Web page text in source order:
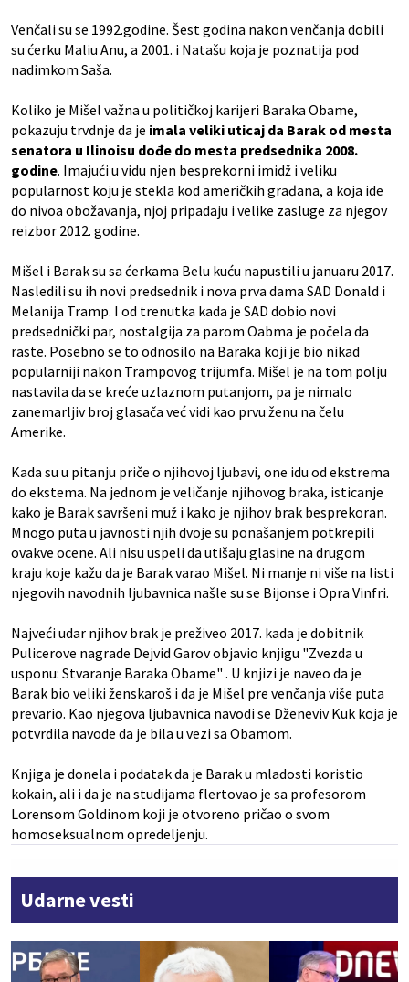
Venčali su se 1992.godine. Šest godina nakon venčanja dobili
su ćerku Maliu Anu, a 2001. i Natašu koja je poznatija pod
nadimkom Saša.
Koliko je Mišel važna u političkoj karijeri Baraka Obame,
pokazuju trvdnje da je imala veliki uticaj da Barak od mesta
senatora u Ilinoisu dođe do mesta predsednika 2008.
godine. Imajući u vidu njen besprekorni imidž i veliku
popularnost koju je stekla kod američkih građana, a koja ide
do nivoa obožavanja, njoj pripadaju i velike zasluge za njegov
reizbor 2012. godine.
Mišel i Barak su sa ćerkama Belu kuću napustili u januaru 2017.
Nasledili su ih novi predsednik i nova prva dama SAD Donald i
Melanija Tramp. I od trenutka kada je SAD dobio novi
predsednički par, nostalgija za parom Oabma je počela da
raste. Posebno se to odnosilo na Baraka koji je bio nikad
popularniji nakon Trampovog trijumfa. Mišel je na tom polju
nastavila da se kreće uzlaznom putanjom, pa je nimalo
zanemarljiv broj glasača već vidi kao prvu ženu na čelu
Amerike.
Kada su u pitanju priče o njihovoj ljubavi, one idu od ekstrema
do ekstema. Na jednom je veličanje njihovog braka, isticanje
kako je Barak savršeni muž i kako je njihov brak besprekoran.
Mnogo puta u javnosti njih dvoje su ponašanjem potkrepili
ovakve ocene. Ali nisu uspeli da utišaju glasine na drugom
kraju koje kažu da je Barak varao Mišel. Ni manje ni više na listi
njegovih navodnih ljubavnica našle su se Bijonse i Opra Vinfri.
Najveći udar njihov brak je preživeo 2017. kada je dobitnik
Pulicerove nagrade Dejvid Garov objavio knjigu "Zvezda u
usponu: Stvaranje Baraka Obame" . U knjizi je naveo da je
Barak bio veliki ženskaroš i da je Mišel pre venčanja više puta
prevario. Kao njegova ljubavnica navodi se Dženeviv Kuk koja je
potvrdila navode da je bila u vezi sa Obamom.
Knjiga je donela i podatak da je Barak u mladosti koristio
kokain, ali i da je na studijama flertovao je sa profesorom
Lorensom Goldinom koji je otvoreno pričao o svom
homoseksualnom opredeljenju.
Udarne vesti